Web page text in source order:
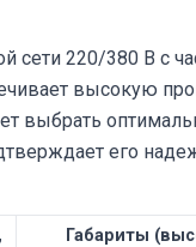
сети 220/380 В с
высокую
выбрать
его
Габариты